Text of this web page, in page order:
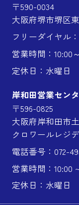
〒590-0034
大阪府堺市堺区
フリーダイヤル：
営業時間：10:00
定休日：水曜日
岸和田営業セン
〒596-0825
大阪府岸和田市
クロワールレジ
電話番号：072-
営業時間：10:00
定休日：水曜日